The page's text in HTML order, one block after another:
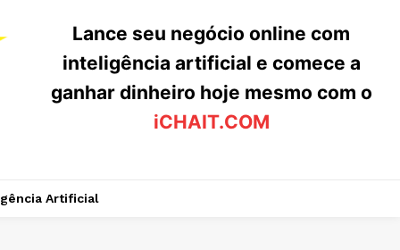
Lance seu negócio online com
inteligência artificial e comece a
ganhar dinheiro hoje mesmo com o
iCHAIT.COM
Artificial